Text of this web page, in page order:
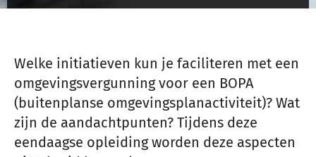
Welke initiatieven kun je faciliteren met een
omgevingsvergunning voor een BOPA
(buitenplanse omgevingsplanactiviteit)? Wat
zijn de aandachtpunten? Tijdens deze
eendaagse opleiding worden deze aspecten